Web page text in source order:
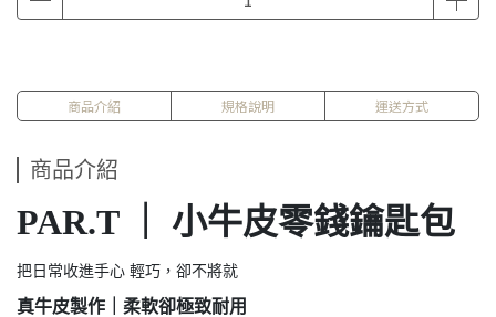
商品介紹 規格說明 運送方式
商品介紹
PAR.T ｜ 小牛皮零錢鑰匙包
把日常收進手心 輕巧，卻不將就
真牛皮製作｜柔軟卻極致耐用